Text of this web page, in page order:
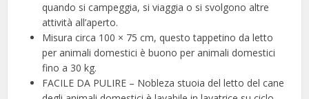
quando si campeggia, si viaggia o si svolgono altre
attività all’aperto.
Misura circa 100 × 75 cm, questo tappetino da letto
per animali domestici è buono per animali domestici
fino a 30 kg.
FACILE DA PULIRE – Nobleza stuoia del letto del cane